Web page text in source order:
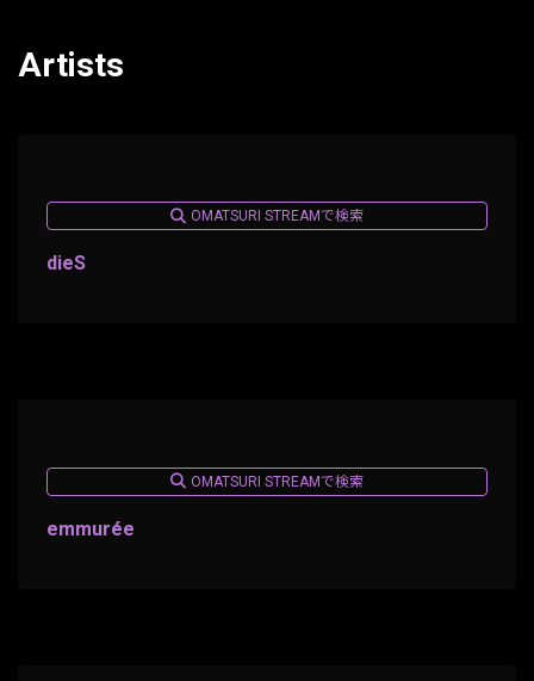
Artists
OMATSURI STREAMで検索
dieS
OMATSURI STREAMで検索
emmurée